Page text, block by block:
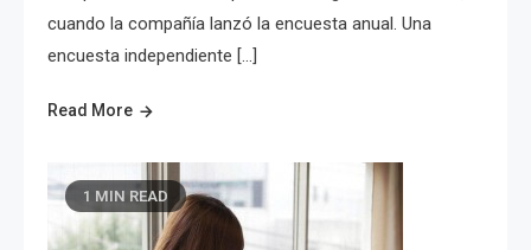
cuando la compañía lanzó la encuesta anual. Una
encuesta independiente […]
Read More
1 MIN READ